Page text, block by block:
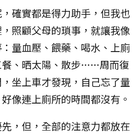
確實都是得力助手，但我也
照顧父母的瑣事，就讓我像
量血壓、餵藥、喝水、上廁
餐、晒太陽、散步……周而復
坐上車才發現，自己忘了量
像連上廁所的時間都沒有。
，但，全部的注意力都放在